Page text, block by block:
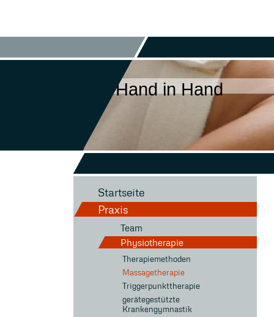
Hand in Hand
Startseite
Praxis
Team
Physiotherapie
Therapiemethoden
Massagetherapie
Triggerpunkttherapie
gerätegestützte
Krankengymnastik